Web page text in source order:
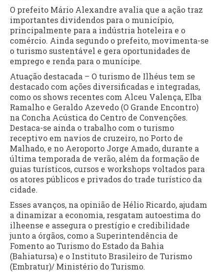
O prefeito Mário Alexandre avalia que a ação traz
importantes dividendos para o município,
principalmente para a indústria hoteleira e o
comércio. Ainda segundo o prefeito, movimenta-se
o turismo sustentável e gera oportunidades de
emprego e renda para o munícipe.
Atuação destacada – O turismo de Ilhéus tem se
destacado com ações diversificadas e integradas,
como os shows recentes com Alceu Valença, Elba
Ramalho e Geraldo Azevedo (O Grande Encontro)
na Concha Acústica do Centro de Convenções.
Destaca-se ainda o trabalho com o turismo
receptivo em navios de cruzeiro, no Porto de
Malhado, e no Aeroporto Jorge Amado, durante a
última temporada de verão, além da formação de
guias turísticos, cursos e workshops voltados para
os atores públicos e privados do trade turístico da
cidade.
Esses avanços, na opinião de Hélio Ricardo, ajudam
a dinamizar a economia, resgatam autoestima do
ilheense e assegura o prestígio e credibilidade
junto a órgãos, como a Superintendência de
Fomento ao Turismo do Estado da Bahia
(Bahiatursa) e o Instituto Brasileiro de Turismo
(Embratur)/ Ministério do Turismo.